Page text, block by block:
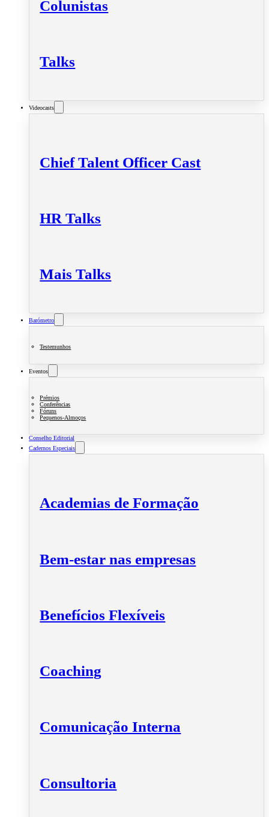
Colunistas
Talks
Videocasts
Chief Talent Officer Cast
HR Talks
Mais Talks
Barómetro
Testemunhos
Eventos
Prémios
Conferências
Fóruns
Pequenos-Almoços
Conselho Editorial
Cadernos Especiais
Academias de Formação
Bem-estar nas empresas
Benefícios Flexíveis
Coaching
Comunicação Interna
Consultoria